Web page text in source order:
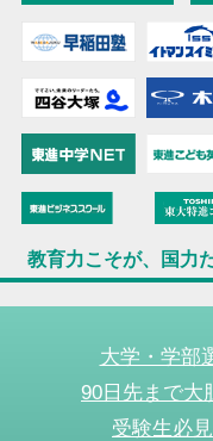
教育力こそが、国力
大学・学部
90日先まで大
受験生必